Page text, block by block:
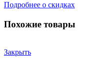
Подробнее о скидках
Похожие товары
Закрыть